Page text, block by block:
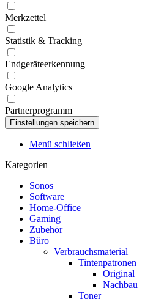
Merkzettel
Statistik & Tracking
Endgeräteerkennung
Google Analytics
Partnerprogramm
Menü schließen
Kategorien
Sonos
Software
Home-Office
Gaming
Zubehör
Büro
Verbrauchsmaterial
Tintenpatronen
Original
Nachbau
Toner